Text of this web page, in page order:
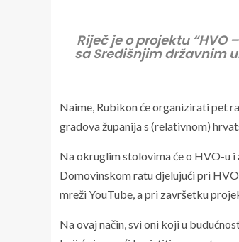
Riječ je o projektu
sa Središnjim državnim
Naime, Rubikon će organizirati pet
gradova županija s (relativnom)
Na okruglim stolovima će o HVO-u
Domovinskom ratu djelujući pri
mreži YouTube, a pri završetku
Na ovaj način, svi oni koji u